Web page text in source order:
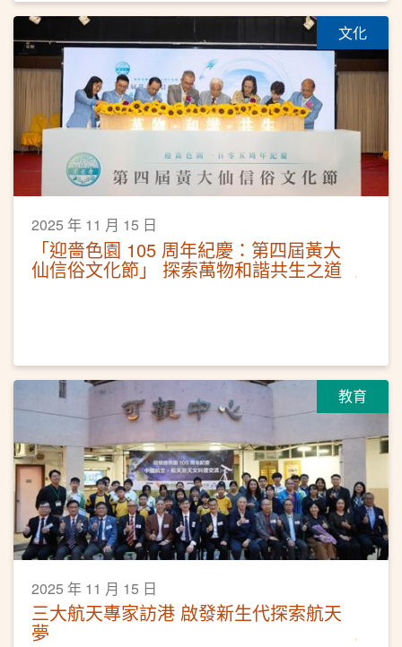
文化
2025 年 11 月 15 日
「迎嗇色園 105 周年紀慶：第四屆黃大
仙信俗文化節」 探索萬物和諧共生之道
教育
2025 年 11 月 15 日
三大航天專家訪港 啟發新生代探索航天
夢